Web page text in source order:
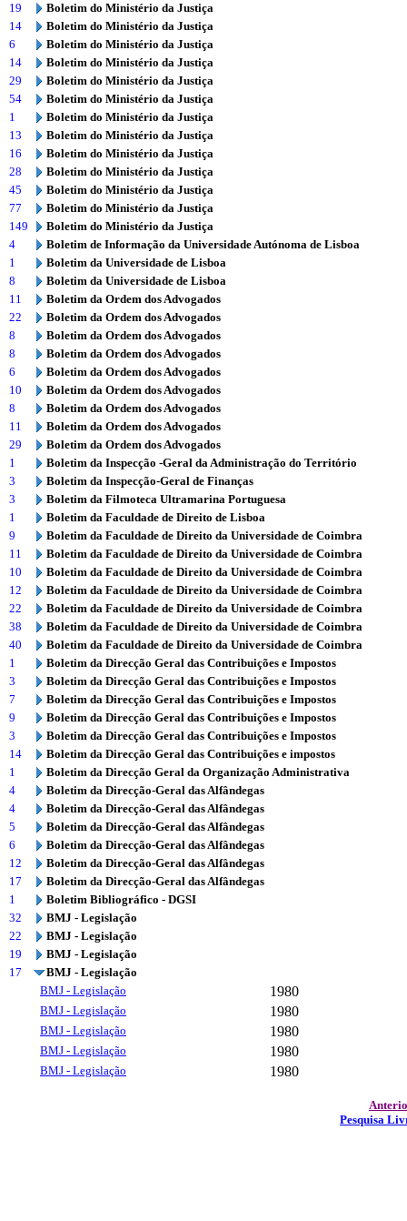
19
Boletim do Ministério da Justiça
14
Boletim do Ministério da Justiça
6
Boletim do Ministério da Justiça
14
Boletim do Ministério da Justiça
29
Boletim do Ministério da Justiça
54
Boletim do Ministério da Justiça
1
Boletim do Ministério da Justiça
13
Boletim do Ministério da Justiça
16
Boletim do Ministério da Justiça
28
Boletim do Ministério da Justiça
45
Boletim do Ministério da Justiça
77
Boletim do Ministério da Justiça
149
Boletim do Ministério da Justiça
4
Boletim de Informação da Universidade Autónoma de Lisboa
1
Boletim da Universidade de Lisboa
8
Boletim da Universidade de Lisboa
11
Boletim da Ordem dos Advogados
22
Boletim da Ordem dos Advogados
8
Boletim da Ordem dos Advogados
8
Boletim da Ordem dos Advogados
6
Boletim da Ordem dos Advogados
10
Boletim da Ordem dos Advogados
8
Boletim da Ordem dos Advogados
11
Boletim da Ordem dos Advogados
29
Boletim da Ordem dos Advogados
1
Boletim da Inspecção -Geral da Administração do Território
3
Boletim da Inspecção-Geral de Finanças
3
Boletim da Filmoteca Ultramarina Portuguesa
1
Boletim da Faculdade de Direito de Lisboa
9
Boletim da Faculdade de Direito da Universidade de Coimbra
11
Boletim da Faculdade de Direito da Universidade de Coimbra
10
Boletim da Faculdade de Direito da Universidade de Coimbra
12
Boletim da Faculdade de Direito da Universidade de Coimbra
22
Boletim da Faculdade de Direito da Universidade de Coimbra
38
Boletim da Faculdade de Direito da Universidade de Coimbra
40
Boletim da Faculdade de Direito da Universidade de Coimbra
1
Boletim da Direcção Geral das Contribuições e Impostos
3
Boletim da Direcção Geral das Contribuições e Impostos
7
Boletim da Direcção Geral das Contribuições e Impostos
9
Boletim da Direcção Geral das Contribuições e Impostos
3
Boletim da Direcção Geral das Contribuições e Impostos
14
Boletim da Direcção Geral das Contribuições e impostos
1
Boletim da Direcção Geral da Organização Administrativa
4
Boletim da Direcção-Geral das Alfândegas
4
Boletim da Direcção-Geral das Alfândegas
5
Boletim da Direcção-Geral das Alfândegas
6
Boletim da Direcção-Geral das Alfândegas
12
Boletim da Direcção-Geral das Alfândegas
17
Boletim da Direcção-Geral das Alfândegas
1
Boletim Bibliográfico - DGSI
32
BMJ - Legislação
22
BMJ - Legislação
19
BMJ - Legislação
17
BMJ - Legislação
BMJ - Legislação
1980
BMJ - Legislação 1980
BMJ - Legislação 1980
BMJ - Legislação 1980
BMJ - Legislação 1980
Pesquisa